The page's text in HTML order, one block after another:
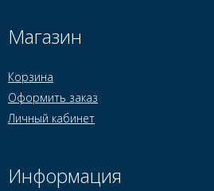
Магазин
Корзина
Оформить заказ
Личный кабинет
Информация